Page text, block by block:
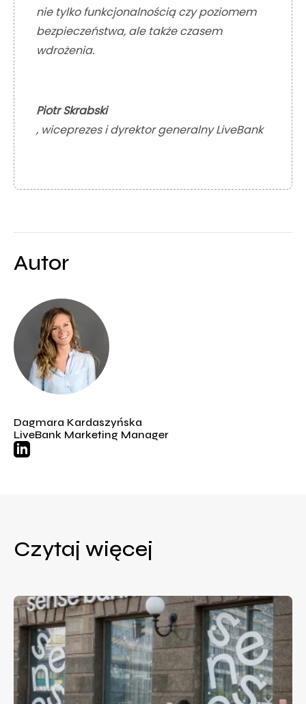
nie tylko funkcjonalnością czy poziomem
bezpieczeństwa, ale także czasem
wdrożenia.
Piotr Skrabski
, wiceprezes i dyrektor generalny LiveBank
Autor
Dagmara Kardaszyńska
LiveBank Marketing Manager
Czytaj więcej